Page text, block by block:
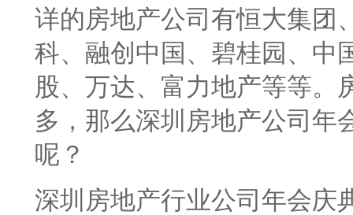
详的房地产公司有恒大集团
科、融创中国、碧桂园、中
股、万达、富力地产等等。
多，那么深圳房地产公司年
呢？
深圳房地产行业公司年会庆